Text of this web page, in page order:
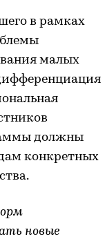
в рамках
малых
должны
конкретных
новые